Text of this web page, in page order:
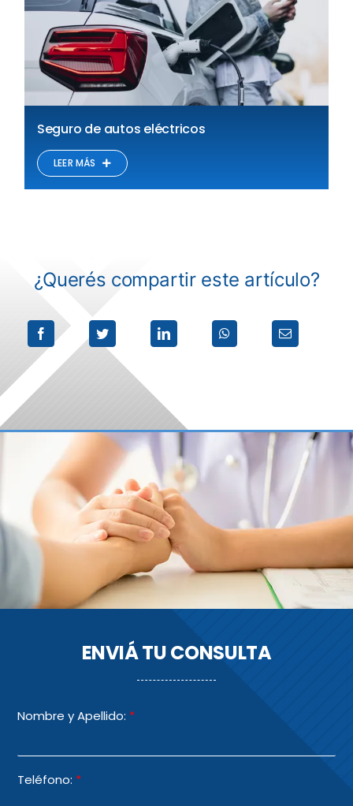
Seguro de autos eléctricos
LEER MÁS
¿Querés compartir este artículo?
ENVIÁ TU CONSULTA
Nombre y Apellido: *
Teléfono: *